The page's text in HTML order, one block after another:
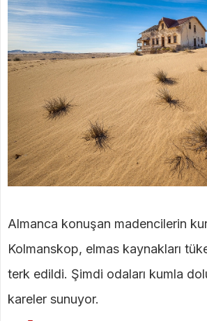
Almanca konuşan madencilerin
Kolmanskop, elmas kaynakları
terk edildi. Şimdi odaları kumla
kareler sunuyor.